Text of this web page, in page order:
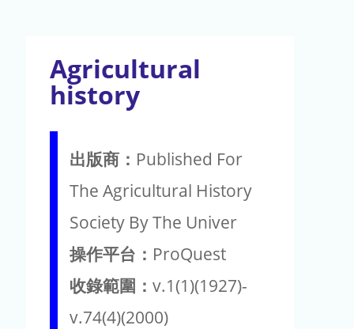
Agricultural
history
出版商： Published For
The Agricultural History
Society By The Univer
操作平台： ProQuest
收錄範圍： v.1(1)(1927)-
v.74(4)(2000)